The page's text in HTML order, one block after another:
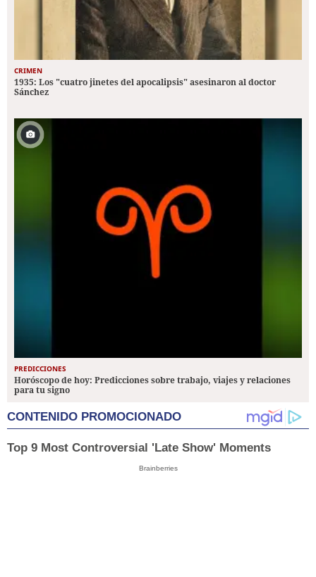
CRIMEN
1935: Los "cuatro jinetes del apocalipsis" asesinaron al doctor
Sánchez
PREDICCIONES
Horóscopo de hoy: Predicciones sobre trabajo, viajes y relaciones
para tu signo
CONTENIDO PROMOCIONADO
Top 9 Most Controversial 'Late Show' Moments
Brainberries